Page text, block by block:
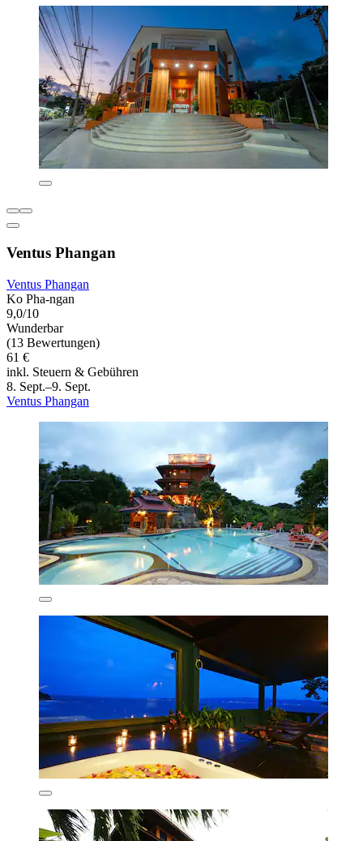
Ventus Phangan
Ventus Phangan
Ko Pha-ngan
9,0/10
Wunderbar
(13 Bewertungen)
61 €
inkl. Steuern & Gebühren
8. Sept.–9. Sept.
Ventus Phangan